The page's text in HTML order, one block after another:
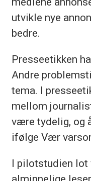
utvikle nye
bedre.
Presseetikken
Andre
tema. I
mellom
være tydelig, og
ifølge Vær
I pilotstudien lot